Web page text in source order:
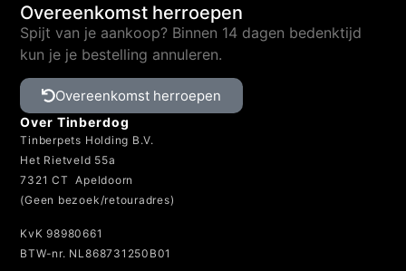
Overeenkomst herroepen
Spijt van je aankoop? Binnen 14 dagen bedenktijd
kun je je bestelling annuleren.
Overeenkomst herroepen
Over Tinberdog
Tinberpets Holding B.V.
Het Rietveld 55a
7321 CT Apeldoorn
(Geen bezoek/retouradres)
KvK 98980661
BTW-nr. NL868731250B01